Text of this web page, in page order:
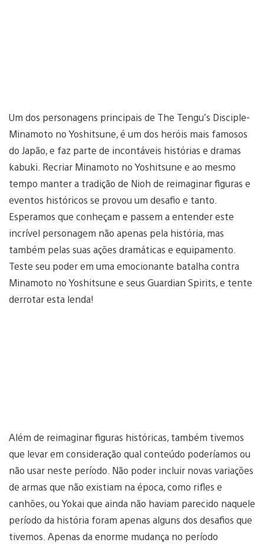
Um dos personagens principais de The Tengu’s Disciple-
Minamoto no Yoshitsune, é um dos heróis mais famosos
do Japão, e faz parte de incontáveis histórias e dramas
kabuki. Recriar Minamoto no Yoshitsune e ao mesmo
tempo manter a tradição de Nioh de reimaginar figuras e
eventos históricos se provou um desafio e tanto.
Esperamos que conheçam e passem a entender este
incrível personagem não apenas pela história, mas
também pelas suas ações dramáticas e equipamento.
Teste seu poder em uma emocionante batalha contra
Minamoto no Yoshitsune e seus Guardian Spirits, e tente
derrotar esta lenda!
Além de reimaginar figuras históricas, também tivemos
que levar em consideração qual conteúdo poderíamos ou
não usar neste período. Não poder incluir novas variações
de armas que não existiam na época, como rifles e
canhões, ou Yokai que ainda não haviam parecido naquele
período da história foram apenas alguns dos desafios que
tivemos. Apenas da enorme mudança no período